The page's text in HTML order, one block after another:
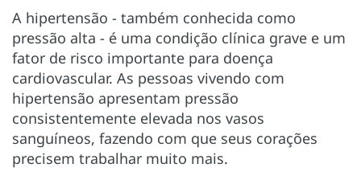
A hipertensão - também conhecida como
pressão alta - é uma condição clínica grave e um
fator de risco importante para doença
cardiovascular. As pessoas vivendo com
hipertensão apresentam pressão
consistentemente elevada nos vasos
sanguíneos, fazendo com que seus corações
precisem trabalhar muito mais.